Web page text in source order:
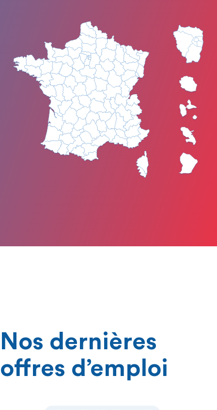
Nos dernières
offres d’emploi